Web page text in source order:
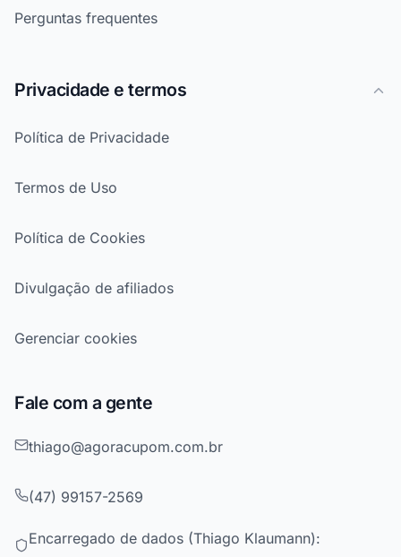
Perguntas frequentes
Privacidade e termos
Política de Privacidade
Termos de Uso
Política de Cookies
Divulgação de afiliados
Gerenciar cookies
Fale com a gente
thiago@agoracupom.com.br
(47) 99157-2569
Encarregado de dados (Thiago Klaumann):